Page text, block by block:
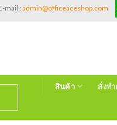
mail :admin@officeaceshop.com
สินค้า สั่งทำ